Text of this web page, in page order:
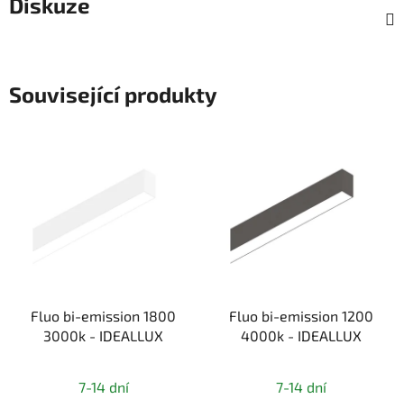
Diskuze
Související produkty
Fluo bi-emission 1800
3000k - IDEALLUX
7-14 dní
Fluo bi-emission 1200
4000k - IDEALLUX
7-14 dní